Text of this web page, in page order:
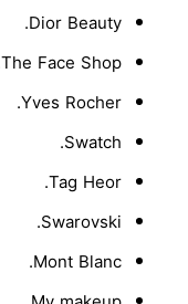
Dior Beauty.
The Face Shop.
Yves Rocher.
Swatch.
Tag Heor.
Swarovski.
Mont Blanc.